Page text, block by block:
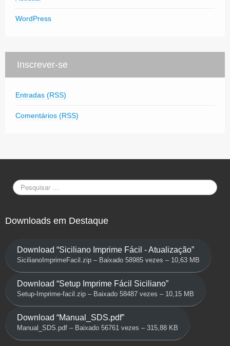
WordPress
Inscrever-se
Entradas (RSS)
Comentários (RSS)
Downloads em Destaque
Download “Siciliano Imprime Fácil - Atualização”
SicilianoImprimeFacil.zip – Baixado 58985 vezes – 10,63 MB
Download “Setup Imprime Fácil Siciliano”
Setup-Imprime-facil.zip – Baixado 58487 vezes – 10,15 MB
Download “Manual_SDS.pdf”
Manual_SDS.pdf – Baixado 56761 vezes – 315,88 KB